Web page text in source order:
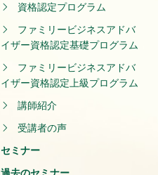
資格認定プログラム
ファミリービジネスアドバ
イザー資格認定基礎プログラム
ファミリービジネスアドバ
イザー資格認定上級プログラム
講師紹介
受講者の声
セミナー
過去のセミナー